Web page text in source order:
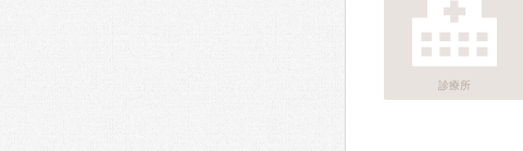
診療所